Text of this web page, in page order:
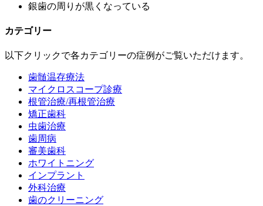
銀歯の周りが黒くなっている
カテゴリー
以下クリックで各カテゴリーの症例がご覧いただけます。
歯髄温存療法
マイクロスコープ診療
根管治療/再根管治療
矯正歯科
虫歯治療
歯周病
審美歯科
ホワイトニング
インプラント
外科治療
歯のクリーニング